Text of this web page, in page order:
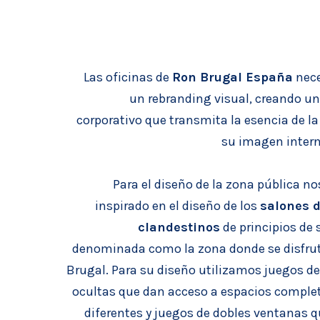
Las oficinas de Ron Brugal España
un rebranding visual, creando
corporativo que transmita la esencia de
su imagen
Para el diseño de la zona pública
inspirado en el diseño de los salones
clandestinos de principios de
denominada como la zona donde se
Brugal. Para su diseño utilizamos juegos
ocultas que dan acceso a espacios
diferentes y juegos de dobles ventanas